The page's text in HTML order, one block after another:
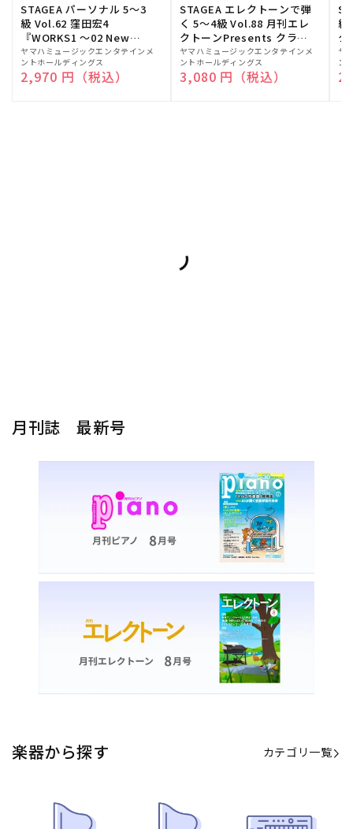
STAGEA パーソナル 5～3
級 Vol.62 窪田宏4
『WORKS1 ～02 New
edition～』
販
売
元:
ヤマハミュージックエンタテインメ
ントホールディングス
通常価格
2,970 円（税込）
STAGEA エレクトーンで弾
く 5～4級 Vol.88 月刊エレ
クトーンPresents クラシ
ック名曲集
販
売
元:
ヤマハミュージックエンタテインメ
ントホールディングス
通常価格
3,080 円（税込）
級
ク
販
売
元:
ヤ
ン
カテゴリ一覧